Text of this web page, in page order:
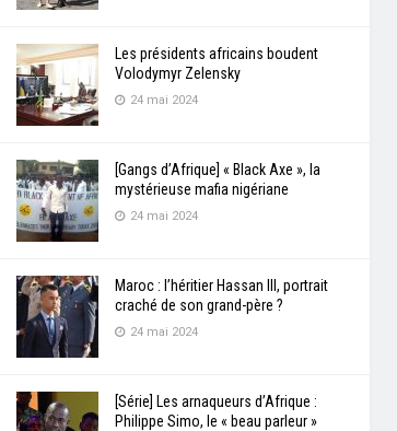
Les présidents africains boudent
Volodymyr Zelensky
24 mai 2024
[Gangs d’Afrique] « Black Axe », la
mystérieuse mafia nigériane
24 mai 2024
Maroc : l’héritier Hassan III, portrait
craché de son grand-père ?
24 mai 2024
[Série] Les arnaqueurs d’Afrique :
Philippe Simo, le « beau parleur »